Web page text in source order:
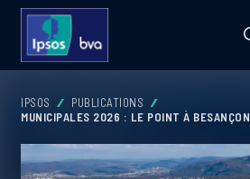
IPSOS
PUBLICATIONS
MUNICIPALES 2026 : LE POINT À BESANÇON